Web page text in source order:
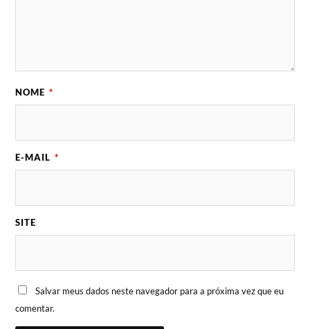
NOME *
E-MAIL *
SITE
Salvar meus dados neste navegador para a próxima vez que eu
comentar.